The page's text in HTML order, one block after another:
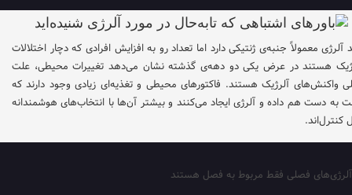
آلرژی معمولاً جنبه‌ی ژنتیکی دارد اما تعداد رو به افزایش افرادی که دچار اختلالات
هستند در عرض یکی دو دهه‌ی گذشته نشان می‌دهد تغییرات محیطی، علت
واکنش‌های آلرژیک هستند. فاکتورهای محیطی و تغذیه‌ای زیادی وجود دارند که
به دست هم داده و آلرژی ایجاد می‌کنند و بیشتر آن‌ها با انتخاب‌های هوشمندانه
کنترل‌اند.
آلرژی‌های فصلی فقط مربوط به فصل هستند